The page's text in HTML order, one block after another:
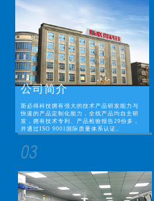
公司简介
斯必得科技拥有强大的技术产品研发能力与
快速的产品定制化能力，全线产品均自主研
发，拥有技术专利、产品检验报告29份多，
并通过ISO 9001国际质量体系认证。